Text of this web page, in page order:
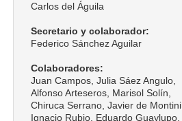
Carlos del Águila
Secretario y colaborador:
Federico Sánchez Aguilar
Colaboradores:
Juan Campos, Julia Sáez Angulo,
Alfonso Arteseros, Marisol Solín,
Chiruca Serrano, Javier de Montini,
Ignacio Rubio, Eduardo Guaylupo,